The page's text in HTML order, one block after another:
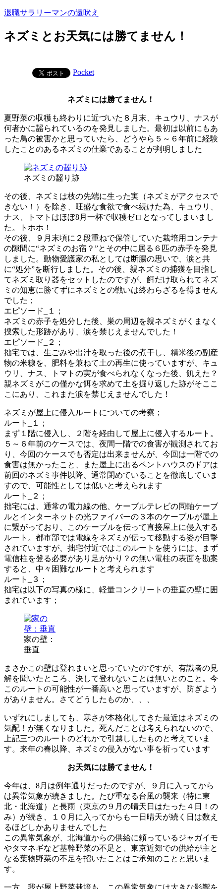
コ
テ
ン
退職サラリーマンの遠吠え
ネズミとお天気には勝てません！
Pocket
ネズミには勝てません！
夏野菜の収穫も終わりに近づいた８月末、キュウリ、ナスが
何者かに齧られているのを発見しました。最初は以前にもあ
った鳥の被害かと思っていたら、どうやら５～６年前に経験
したことのあるネズミの仕業であることが判明しました
ネズミの齧り跡
その後、ネズミは枝の先端に生った実（ネズミがアクセスで
きない！）を除き、旺盛な食欲で食べ続けた為、キュウリ、
ナス、トマトはほぼ8月一杯で収穫ゼロとなってしまいまし
た。トホホ！
その後、９月末頃に２段重ねで保管していた栽培用コンテナ
の隙間に“ネズミのお宿？”とその中に居る６匹の赤子を発見
しました。動物愛護家の私としては断腸の思いで、涙と共
に“処分”を断行しました。その後、親ネズミの捕獲を目指し
てネズミ取り器をセットしたのですが、餌だけ取られてネズ
ミの知恵に勝てずにネズミとの戦いは終わらざるを得ません
でした；
エピソード_１；
ネズミの赤子を処分した後、巣の周辺を親ネズミがくまなく
捜索した形跡があり、涙を禁じえませんでした！
エピソード_２；
拙宅では、生ごみや出汁を取った後の煮干し、精米後の副産
物の米糠を、肥料を兼ねて土の再生に使っていますが、キュ
ウリ、ナス、トマトの実が食べられなくなった後、飢えた？
親ネズミがこの僅かな餌を求めて土を掘り返した跡がそここ
こにあり、これまた涙を禁じえませんでした！
ネズミが屋上に侵入ルートについての考察；
ルート_１；
まず１階に侵入し、２階を経由して屋上に侵入するルート。
５～６年前のケースでは、夜間一階での食害が観測されてお
り、今回のケースでも否定は出来ませんが、今回は一階での
食害は無かったこと、また屋上に出るペントハウスのドアは
前回のネズミ事件以降、通常閉めていることを徹底していま
すので、可能性としては低いと考えられます
ルート_２；
拙宅には、通常の電力線の他、ケーブルテレビの同軸ケーブ
ルとインターネットの光ファイバーの３本のケーブルが屋上
に繋がっており、このケーブルを伝って直接屋上に侵入する
ルート。都市部では電線をネズミが伝って移動する姿が目撃
されていますが、拙宅付近ではこのルートを使うには、まず
電信柱を登る必要があり足がかり？の無い電柱の表面を勘案
すると、中々困難なルートと考えられます
ルート_３；
拙宅は以下の写真の様に、軽量コンクリートの垂直の壁に囲
まれています；
家の壁：
垂直
まさかこの壁は登れまいと思っていたのですが、有識者の見
解を聞いたところ、決して登れないことは無いとのこと。今
このルートの可能性が一番高いと思っていますが、防ぎよう
がありません。さてどうしたものか、、、
いずれにしましても、寒さが本格化してきた最近はネズミの
気配！が無くなりました。死んだことは考えられないので、
上記三つのルートのどれかで引越ししたものと考えていま
す。来年の春以降、ネズミの侵入がない事を祈っています
お天気には勝てません！
今年は、8月は例年通りだったのですが、９月に入ってから
は異常気象が続きました。たび重なる台風の襲来（特に東
北・北海道）と長雨（東京の９月の晴天日はたった４日！の
み）が続き、１０月に入ってからも一日晴天が続く日は数え
るほどしかありませんでした
この異常気象が、北海道からの供給に頼っているジャガイモ
やタマネギなど基幹野菜の不足と、東京近郊での供給が主と
なる葉物野菜の不足を招いたことはご承知のことと思いま
す。
一方、我が屋上野菜栽培も、この異常気象には大きな影響を